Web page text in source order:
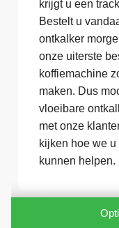
krijgt u een
Bestelt u
ontkalker
onze uiterste
koffiemachine
maken. Dus
vloeibare
met onze
kijken hoe we
kunnen helpen.